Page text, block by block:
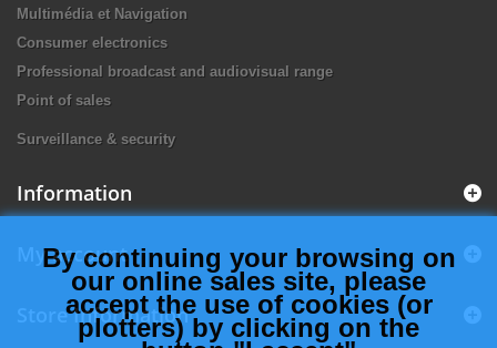
Multimédia et Navigation
Consumer electronics
Professional broadcast and audiovisual range
Point of sales
Surveillance & security
Information
My account
Store Information
By continuing your browsing on
our online sales site, please
accept the use of cookies (or
plotters) by clicking on the